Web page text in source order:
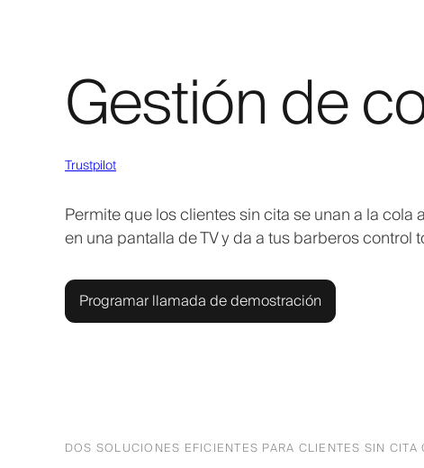
Gestión de
Trustpilot
Permite que los clientes sin cita se unan a la
en una pantalla de TV y da a tus barberos
Programar llamada de demostración
DOS SOLUCIONES EFICIENTES PARA CLIENTES SIN CITA